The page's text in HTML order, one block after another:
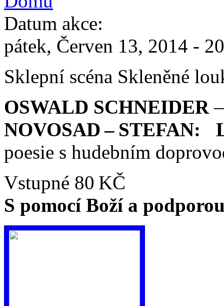
Datum akce:
pátek, Červen 13, 2014 -
Sklepní scéna Skleněné
OSWALD SCHNEIDER–
NOVOSAD –
poesie s hudebním
Vstupné 80 KČ
S pomocí Boží a